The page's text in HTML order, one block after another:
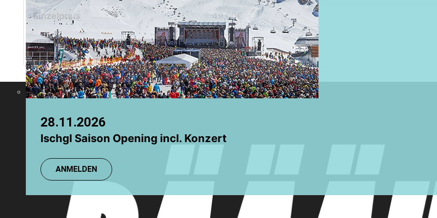
Chamonix
Grindelwald
28.11.2026
Ischgl Saison Opening incl. Konzert
ANMELDEN
08.08.2026
TR: Einsteigerkurs
ANMELDEN
Einzelpreis 49,00€
Anmeldung Anmeldung (Gruppen)